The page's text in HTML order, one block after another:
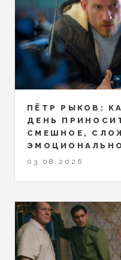
ПЁТР РЫКОВ:
ДЕНЬ
СМЕШНОЕ,
03.08.2026